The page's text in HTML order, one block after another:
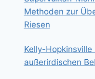
Methoden zur
Riesen
Kelly-
außerirdischen